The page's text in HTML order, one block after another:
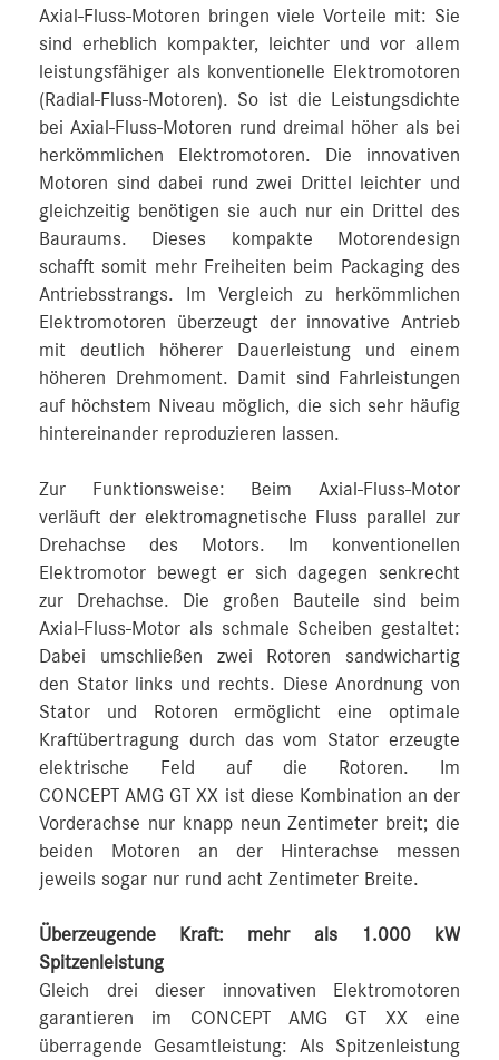
Axial-Fluss-Motoren bringen viele Vorteile mit: Sie
sind erheblich kompakter, leichter und vor allem
leistungsfähiger als konventionelle Elektromotoren
(Radial-Fluss-Motoren). So ist die Leistungsdichte
bei Axial-Fluss-Motoren rund dreimal höher als bei
herkömmlichen Elektromotoren. Die innovativen
Motoren sind dabei rund zwei Drittel leichter und
gleichzeitig benötigen sie auch nur ein Drittel des
Bauraums. Dieses kompakte Motorendesign
schafft somit mehr Freiheiten beim Packaging des
Antriebsstrangs. Im Vergleich zu herkömmlichen
Elektromotoren überzeugt der innovative Antrieb
mit deutlich höherer Dauerleistung und einem
höheren Drehmoment. Damit sind Fahrleistungen
auf höchstem Niveau möglich, die sich sehr häufig
hintereinander reproduzieren lassen.
Zur Funktionsweise: Beim Axial-Fluss-Motor
verläuft der elektromagnetische Fluss parallel zur
Drehachse des Motors. Im konventionellen
Elektromotor bewegt er sich dagegen senkrecht
zur Drehachse. Die großen Bauteile sind beim
Axial-Fluss-Motor als schmale Scheiben gestaltet:
Dabei umschließen zwei Rotoren sandwichartig
den Stator links und rechts. Diese Anordnung von
Stator und Rotoren ermöglicht eine optimale
Kraftübertragung durch das vom Stator erzeugte
elektrische Feld auf die Rotoren. Im
CONCEPT AMG GT XX ist diese Kombination an der
Vorderachse nur knapp neun Zentimeter breit; die
beiden Motoren an der Hinterachse messen
jeweils sogar nur rund acht Zentimeter Breite.
Überzeugende Kraft: mehr als 1.000 kW
Spitzenleistung
Gleich drei dieser innovativen Elektromotoren
garantieren im CONCEPT AMG GT XX eine
überragende Gesamtleistung: Als Spitzenleistung